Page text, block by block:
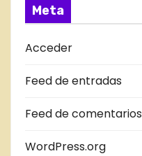
D
A
D
B
Meta
Acceder
Feed de entradas
Feed de comentarios
WordPress.org